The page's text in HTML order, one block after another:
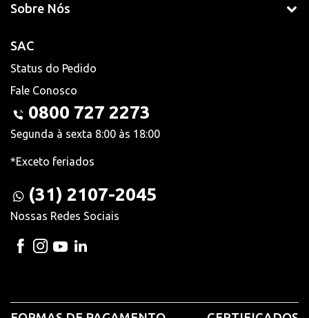
Sobre Nós
SAC
Status do Pedido
Fale Conosco
0800 727 2273
Segunda à sexta 8:00 às 18:00
*Exceto feriados
(31) 2107-2045
Nossas Redes Sociais